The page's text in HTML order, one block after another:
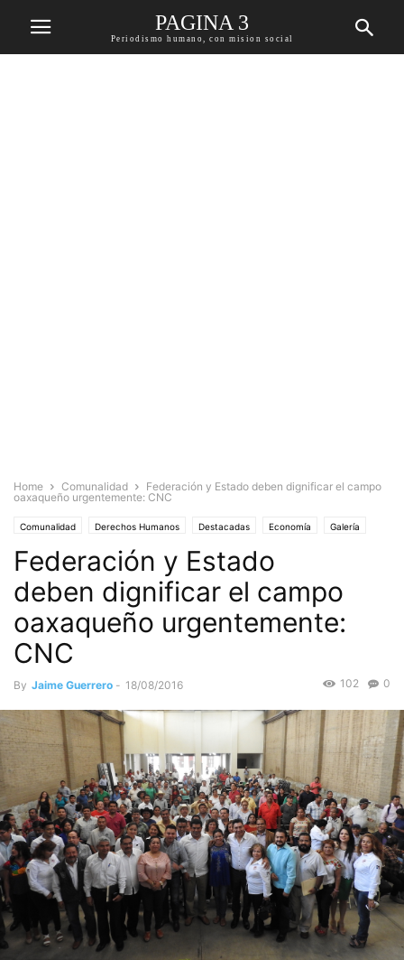
PAGINA 3
Periodismo humano, con mision social
Home Comunalidad
Federación y Estado deben dignificar el campo
oaxaqueño urgentemente: CNC
Comunalidad Derechos Humanos Destacadas Economía Galería
Noticias
Federación y Estado
deben dignificar el campo
oaxaqueño urgentemente:
CNC
By Jaime Guerrero - 18/08/2016 0
102